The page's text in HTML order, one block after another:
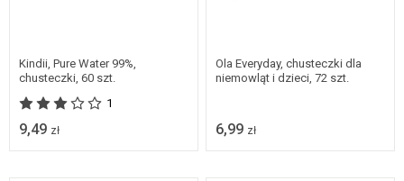
Kindii, Pure Water 99%,
chusteczki, 60 szt.
1
9,49 zł
Ola Everyday, chusteczki dla
niemowląt i dzieci, 72 szt.
6,99 zł